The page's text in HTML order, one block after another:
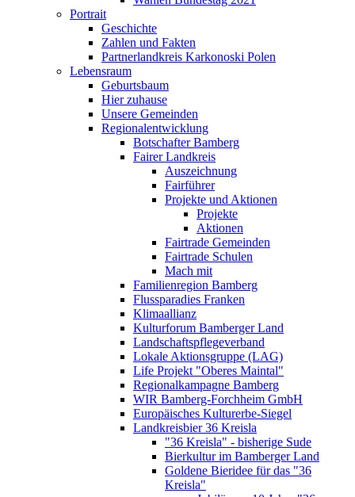
Portrait
Geschichte
Zahlen und Fakten
Partnerlandkreis Karkonoski Polen
Lebensraum
Geburtsbaum
Hier zuhause
Unsere Gemeinden
Regionalentwicklung
Botschafter Bamberg
Fairer Landkreis
Auszeichnung
Fairführer
Projekte und Aktionen
Projekte
Aktionen
Fairtrade Gemeinden
Fairtrade Schulen
Mach mit
Familienregion Bamberg
Flussparadies Franken
Klimaallianz
Kulturforum Bamberger Land
Landschaftspflegeverband
Lokale Aktionsgruppe (LAG)
Life Projekt "Oberes Maintal"
Regionalkampagne Bamberg
WIR Bamberg-Forchheim GmbH
Europäisches Kulturerbe-Siegel
Landkreisbier 36 Kreisla
"36 Kreisla" - bisherige Sude
Bierkultur im Bamberger Land
Goldene Bieridee für das "36
Kreisla"